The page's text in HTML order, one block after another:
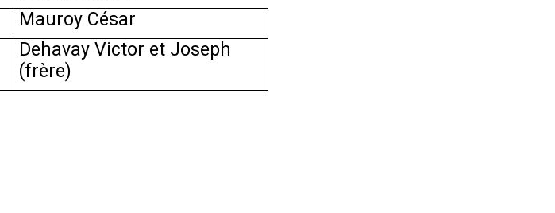
Mauroy César
Dehavay Victor et Joseph
(frère)